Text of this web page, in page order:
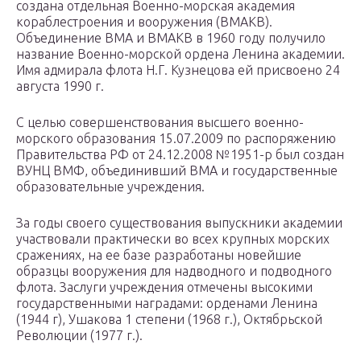
создана отдельная Военно-морская академия
кораблестроения и вооружения (ВМАКВ).
Объединение ВМА и ВМАКВ в 1960 году получило
название Военно-морской ордена Ленина академии.
Имя адмирала флота Н.Г. Кузнецова ей присвоено 24
августа 1990 г.
С целью совершенствования высшего военно-
морского образования 15.07.2009 по распоряжению
Правительства РФ от 24.12.2008 №1951-р был создан
ВУНЦ ВМФ, объединивший ВМА и государственные
образовательные учреждения.
За годы своего существования выпускники академии
участвовали практически во всех крупных морских
сражениях, на ее базе разработаны новейшие
образцы вооружения для надводного и подводного
флота. Заслуги учреждения отмечены высокими
государственными наградами: орденами Ленина
(1944 г), Ушакова 1 степени (1968 г.), Октябрьской
Революции (1977 г.).